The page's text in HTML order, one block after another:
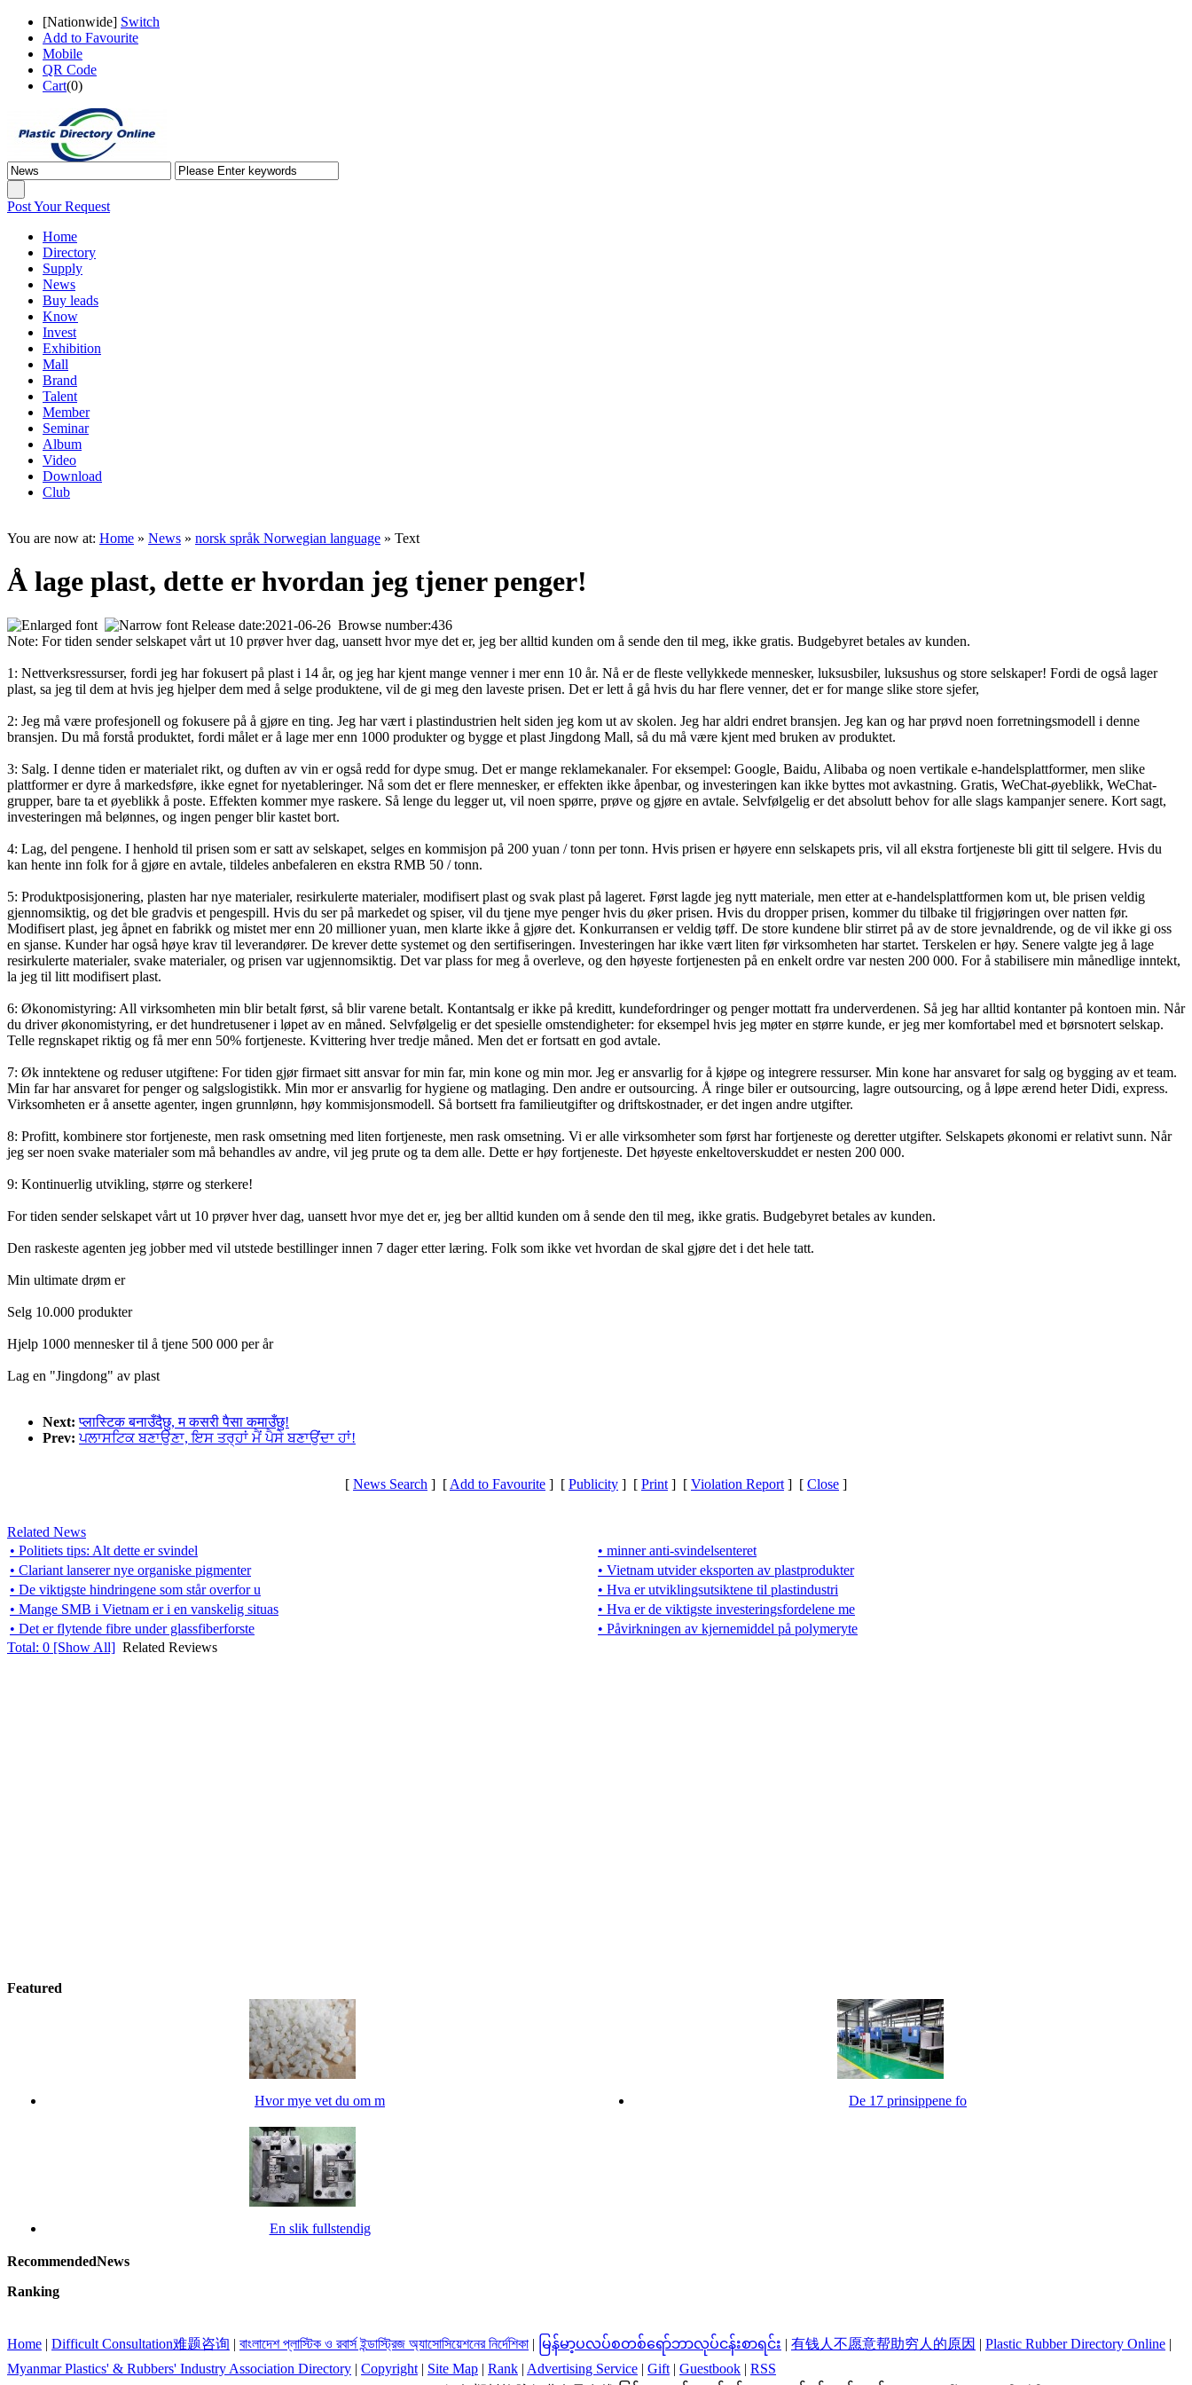
[Nationwide] Switch
Add to Favourite
Mobile
QR Code
Cart(0)
Post Your Request
Home
Directory
Supply
News
Buy leads
Know
Invest
Exhibition
Mall
Brand
Talent
Member
Seminar
Album
Video
Download
Club
You are now at: Home » News » norsk språk Norwegian language » Text
Å lage plast, dette er hvordan jeg tjener penger!
Release date:2021-06-26 Browse number:436
Note: For tiden sender selskapet vårt ut 10 prøver hver dag, uansett hvor mye det er, jeg ber alltid kunden om å sende den til meg, ikke gratis. Budgebyret betales av kunden.
1: Nettverksressurser, fordi jeg har fokusert på plast i 14 år, og jeg har kjent mange venner i mer enn 10 år. Nå er de fleste vellykkede mennesker, luksusbiler, luksushus og store selskaper! Fordi de også lager
plast, sa jeg til dem at hvis jeg hjelper dem med å selge produktene, vil de gi meg den laveste prisen. Det er lett å gå hvis du har flere venner, det er for mange slike store sjefer,
2: Jeg må være profesjonell og fokusere på å gjøre en ting. Jeg har vært i plastindustrien helt siden jeg kom ut av skolen. Jeg har aldri endret bransjen. Jeg kan og har prøvd noen forretningsmodell i denne
bransjen. Du må forstå produktet, fordi målet er å lage mer enn 1000 produkter og bygge et plast Jingdong Mall, så du må være kjent med bruken av produktet.
3: Salg. I denne tiden er materialet rikt, og duften av vin er også redd for dype smug. Det er mange reklamekanaler. For eksempel: Google, Baidu, Alibaba og noen vertikale e-handelsplattformer, men slike
plattformer er dyre å markedsføre, ikke egnet for nyetableringer. Nå som det er flere mennesker, er effekten ikke åpenbar, og investeringen kan ikke byttes mot avkastning. Gratis, WeChat-øyeblikk, WeChat-
grupper, bare ta et øyeblikk å poste. Effekten kommer mye raskere. Så lenge du legger ut, vil noen spørre, prøve og gjøre en avtale. Selvfølgelig er det absolutt behov for alle slags kampanjer senere. Kort sagt,
investeringen må belønnes, og ingen penger blir kastet bort.
4: Lag, del pengene. I henhold til prisen som er satt av selskapet, selges en kommisjon på 200 yuan / tonn per tonn. Hvis prisen er høyere enn selskapets pris, vil all ekstra fortjeneste bli gitt til selgere. Hvis du
kan hente inn folk for å gjøre en avtale, tildeles anbefaleren en ekstra RMB 50 / tonn.
5: Produktposisjonering, plasten har nye materialer, resirkulerte materialer, modifisert plast og svak plast på lageret. Først lagde jeg nytt materiale, men etter at e-handelsplattformen kom ut, ble prisen veldig
gjennomsiktig, og det ble gradvis et pengespill. Hvis du ser på markedet og spiser, vil du tjene mye penger hvis du øker prisen. Hvis du dropper prisen, kommer du tilbake til frigjøringen over natten før.
Modifisert plast, jeg åpnet en fabrikk og mistet mer enn 20 millioner yuan, men klarte ikke å gjøre det. Konkurransen er veldig tøff. De store kundene blir stirret på av de store jevnaldrende, og de vil ikke gi oss
en sjanse. Kunder har også høye krav til leverandører. De krever dette systemet og den sertifiseringen. Investeringen har ikke vært liten før virksomheten har startet. Terskelen er høy. Senere valgte jeg å lage
resirkulerte materialer, svake materialer, og prisen var ugjennomsiktig. Det var plass for meg å overleve, og den høyeste fortjenesten på en enkelt ordre var nesten 200 000. For å stabilisere min månedlige inntekt,
la jeg til litt modifisert plast.
6: Økonomistyring: All virksomheten min blir betalt først, så blir varene betalt. Kontantsalg er ikke på kreditt, kundefordringer og penger mottatt fra underverdenen. Så jeg har alltid kontanter på kontoen min. Når
du driver økonomistyring, er det hundretusener i løpet av en måned. Selvfølgelig er det spesielle omstendigheter: for eksempel hvis jeg møter en større kunde, er jeg mer komfortabel med et børsnotert selskap.
Telle regnskapet riktig og få mer enn 50% fortjeneste. Kvittering hver tredje måned. Men det er fortsatt en god avtale.
7: Øk inntektene og reduser utgiftene: For tiden gjør firmaet sitt ansvar for min far, min kone og min mor. Jeg er ansvarlig for å kjøpe og integrere ressurser. Min kone har ansvaret for salg og bygging av et team.
Min far har ansvaret for penger og salgslogistikk. Min mor er ansvarlig for hygiene og matlaging. Den andre er outsourcing. Å ringe biler er outsourcing, lagre outsourcing, og å løpe ærend heter Didi, express.
Virksomheten er å ansette agenter, ingen grunnlønn, høy kommisjonsmodell. Så bortsett fra familieutgifter og driftskostnader, er det ingen andre utgifter.
8: Profitt, kombinere stor fortjeneste, men rask omsetning med liten fortjeneste, men rask omsetning. Vi er alle virksomheter som først har fortjeneste og deretter utgifter. Selskapets økonomi er relativt sunn. Når
jeg ser noen svake materialer som må behandles av andre, vil jeg prute og ta dem alle. Dette er høy fortjeneste. Det høyeste enkeltoverskuddet er nesten 200 000.
9: Kontinuerlig utvikling, større og sterkere!
For tiden sender selskapet vårt ut 10 prøver hver dag, uansett hvor mye det er, jeg ber alltid kunden om å sende den til meg, ikke gratis. Budgebyret betales av kunden.
Den raskeste agenten jeg jobber med vil utstede bestillinger innen 7 dager etter læring. Folk som ikke vet hvordan de skal gjøre det i det hele tatt.
Min ultimate drøm er
Selg 10.000 produkter
Hjelp 1000 mennesker til å tjene 500 000 per år
Lag en "Jingdong" av plast
Next:प्लास्टिक बनाउँदैछु, म कसरी पैसा कमाउँछु!
Prev:ਪਲਾਸਟਿਕ ਬਣਾਉਣਾ, ਇਸ ਤਰ੍ਹਾਂ ਮੈਂ ਪੈਸੇ ਬਣਾਉਂਦਾ ਹਾਂ!
[ News Search ] [ Add to Favourite ] [ Publicity ] [ Print ] [ Violation Report ] [ Close ]
Related News
• Politiets tips: Alt dette er svindel
• minner anti-svindelsenteret
• Clariant lanserer nye organiske pigmenter
• Vietnam utvider eksporten av plastprodukter
• De viktigste hindringene som står overfor u
• Hva er utviklingsutsiktene til plastindustri
• Mange SMB i Vietnam er i en vanskelig situas
• Hva er de viktigste investeringsfordelene me
• Det er flytende fibre under glassfiberforste
• Påvirkningen av kjernemiddel på polymeryte
Total: 0 [Show All] Related Reviews
Featured
Hvor mye vet du om m De 17 prinsippene fo
En slik fullstendig
RecommendedNews
Ranking
Home | Difficult Consultation难题咨询 | বাংলাদেশ প্লাস্টিক ও রবার্স ইন্ডাস্ট্রিজ অ্যাসোসিয়েশনের নির্দেশিকা | မြန်မာ့ပလပ်စတစ်ရော်ဘာလုပ်ငန်းစာရင်း | 有钱人不愿意帮助穷人的原因 | Plastic Rubber Directory Online |
Myanmar Plastics' & Rubbers' Industry Association Directory | Copyright | Site Map | Rank | Advertising Service | Gift | Guestbook | RSS